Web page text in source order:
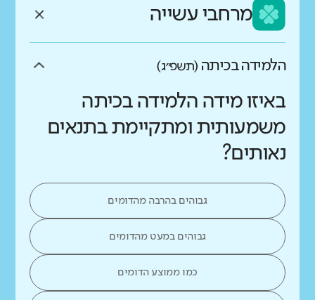
מרחבי עשייה
הלמידה בכיתה (תשפ״ג)
באיזו מידה הלמידה בכיתה
משמעותית ומתקיימת בתנאים
נאותים?
גבוהים בהרבה מהדומים
גבוהים במעט מהדומים
כמו ממוצע הדומים